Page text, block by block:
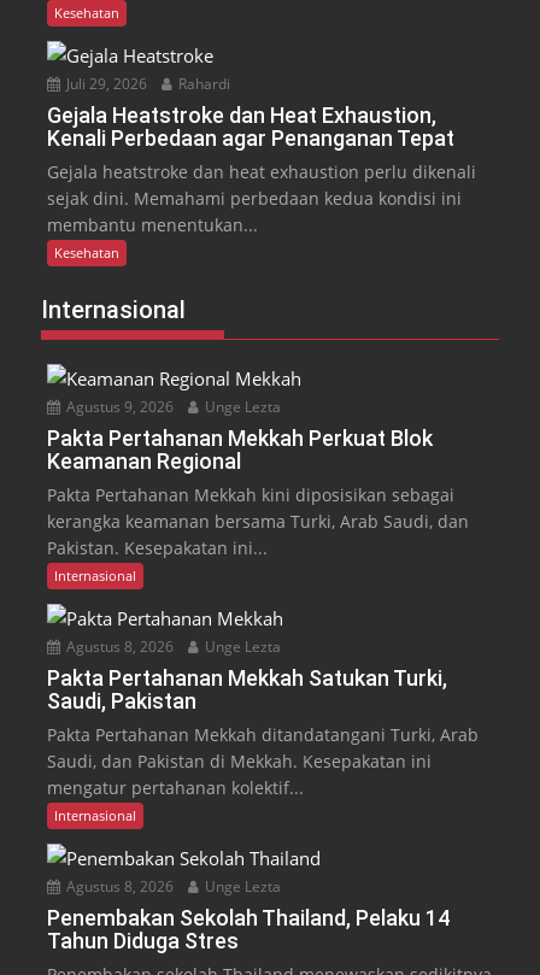
Kesehatan
Juli 29, 2026 Rahardi
Gejala Heatstroke dan Heat Exhaustion,
Kenali Perbedaan agar Penanganan Tepat
Gejala heatstroke dan heat exhaustion perlu dikenali
sejak dini. Memahami perbedaan kedua kondisi ini
membantu menentukan...
Kesehatan
Internasional
Agustus 9, 2026 Unge Lezta
Pakta Pertahanan Mekkah Perkuat Blok
Keamanan Regional
Pakta Pertahanan Mekkah kini diposisikan sebagai
kerangka keamanan bersama Turki, Arab Saudi, dan
Pakistan. Kesepakatan ini...
Internasional
Agustus 8, 2026 Unge Lezta
Pakta Pertahanan Mekkah Satukan Turki,
Saudi, Pakistan
Pakta Pertahanan Mekkah ditandatangani Turki, Arab
Saudi, dan Pakistan di Mekkah. Kesepakatan ini
mengatur pertahanan kolektif...
Internasional
Agustus 8, 2026 Unge Lezta
Penembakan Sekolah Thailand, Pelaku 14
Tahun Diduga Stres